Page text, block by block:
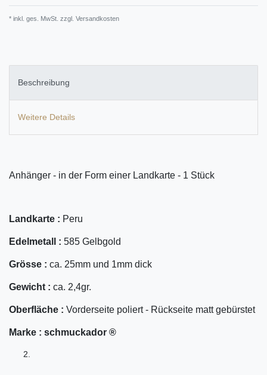
* inkl. ges. MwSt. zzgl. Versandkosten
Beschreibung
Weitere Details
Anhänger - in der Form einer Landkarte - 1 Stück
Landkarte : Peru
Edelmetall : 585 Gelbgold
Grösse : ca. 25mm und 1mm dick
Gewicht : ca. 2,4gr.
Oberfläche : Vorderseite poliert - Rückseite matt gebürstet
Marke : schmuckador ®